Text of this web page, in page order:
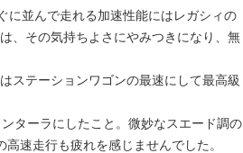
に並んで走れる加速性能にはレガシィの
、その気持ちよさにやみつきになり、無
ステーションワゴンの最速にして最高級
ターラにしたこと。微妙なスエード調の
速走行も疲れを感じませんでした。